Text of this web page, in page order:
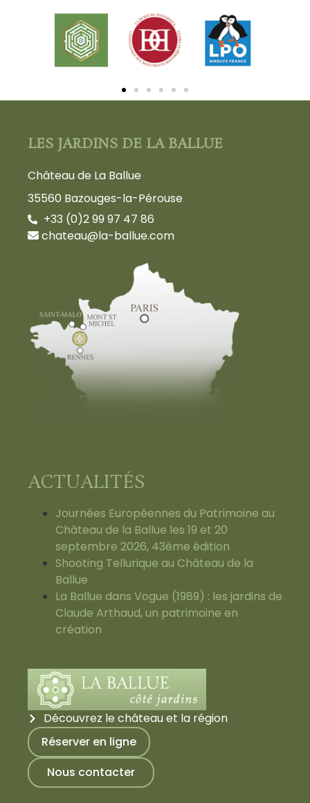
LES JARDINS DE LA BALLUE
Château de La Ballue
35560 Bazouges-la-Pérouse
+33 (0)2 99 97 47 86
chateau@la-ballue.com
ACTUALITÉS
Journées Européennes du Patrimoine au
Château de la Ballue les 19 et 20
septembre 2026, 43ème édition
Shooting Tellurique au Château de la
Ballue
La Ballue dans Vogue (1989) : les jardins de
Claude Arthaud, un patrimoine en
création
Découvrez le château et la région
Réserver en ligne
Nous contacter